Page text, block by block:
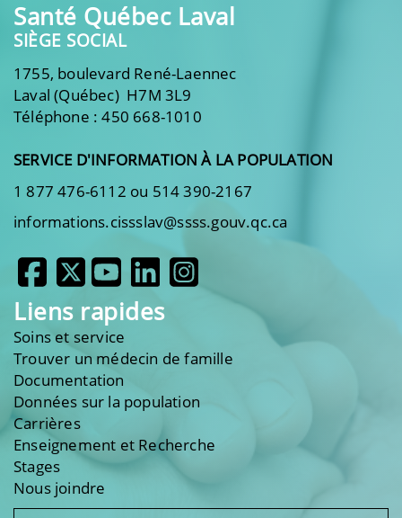
Santé Québec Laval
SIÈGE SOCIAL
1755, boulevard René-Laennec
Laval (Québec) H7M 3L9
Téléphone : 450 668-1010
SERVICE D'INFORMATION À LA POPULATION
1 877 476-6112 ou 514 390-2167
informations.cissslav@ssss.gouv.qc.ca
Liens rapides
Soins et service
Trouver un médecin de famille
Documentation
Données sur la population
Carrières
Enseignement et Recherche
Stages
Nous joindre